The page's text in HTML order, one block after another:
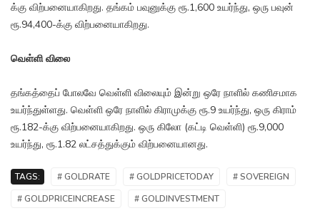
க்கு விற்பனையாகிறது. தங்கம் பவுனுக்கு ரூ.1,600 உயர்ந்து, ஒரு பவுன்
ரூ.94,400-க்கு விற்பனையாகிறது.
வெள்ளி விலை
தங்கத்தைப் போலவே வெள்ளி விலையும் இன்று ஒரே நாளில் கணிசமாக
உயர்ந்துள்ளது. வெள்ளி ஒரே நாளில் கிராமுக்கு ரூ.9 உயர்ந்து, ஒரு கிராம்
ரூ.182-க்கு விற்பனையாகிறது. ஒரு கிலோ (கட்டி வெள்ளி) ரூ.9,000
உயர்ந்து, ரூ.1.82 லட்சத்துக்கும் விற்பனையானது.
TAGS: # GOLDRATE # GOLDPRICETODAY
# SOVEREIGN
# GOLDPRICEINCREASE
# GOLDINVESTMENT